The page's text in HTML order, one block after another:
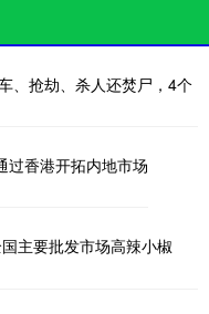
、抢劫、杀人还焚尸，4个
过香港开拓内地市场
主要批发市场高辣小椒